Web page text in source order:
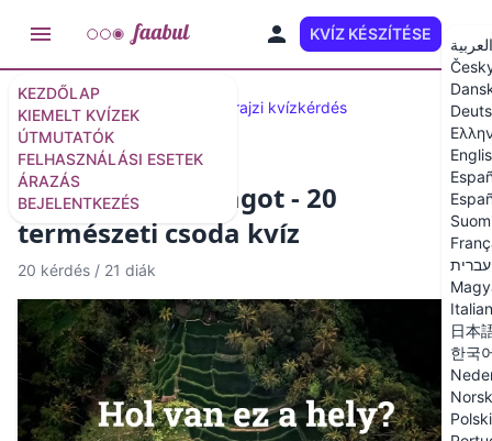
KEZDŐLAP
KIEMELT KVÍZEK
ÚTMUTATÓK
FELHASZNÁLÁSI ESETEK
ÁRAZÁS
BEJELENTKEZÉS
KVÍZ KÉSZÍTÉSE
العربية
עברית
日本
한국
Norsk
Polski
Kiválasztott kvízek 30 földrajzi kvízkérdés
Találd ki az országot - 20
természeti csoda kvíz
20 kérdés / 21 diák